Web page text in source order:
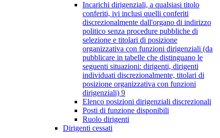
Incarichi dirigenziali, a qualsiasi titolo
conferiti, ivi inclusi quelli conferiti
discrezionalmente dall'organo di indirizzo
politico senza procedure pubbliche di
selezione e titolari di posizione
organizzativa con funzioni dirigenziali (da
pubblicare in tabelle che distinguano le
seguenti situazioni: dirigenti, dirigenti
individuati discrezionalmente, titolari di
posizione organizzativa con funzioni
dirigenziali) 9
Elenco posizioni dirigenziali discrezionali
Posti di funzione disponibili
Ruolo dirigenti
Dirigenti cessati